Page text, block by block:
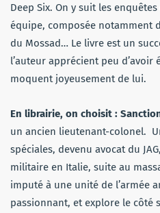
Deep Six. On y suit les
équipe, composée notamment
du Mossad… Le livre est un
l’auteur apprécient peu
moquent joyeusement de lui.
En librairie, on choisit :
un ancien lieutenant-colonel.
spéciales, devenu avocat du
militaire en Italie, suite au
imputé à une unité de l’armée
passionnant, et explore le côté